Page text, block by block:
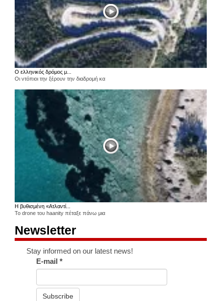
Ο ελληνικός δρόμος μ...
Οι ντόπιοι την ξέρουν την διαδρομή κα
Η βυθισμένη «Ατλαντί...
Το drone του haanity πέταξε πάνω μια
Newsletter
Stay informed on our latest news!
E-mail*
Subscribe